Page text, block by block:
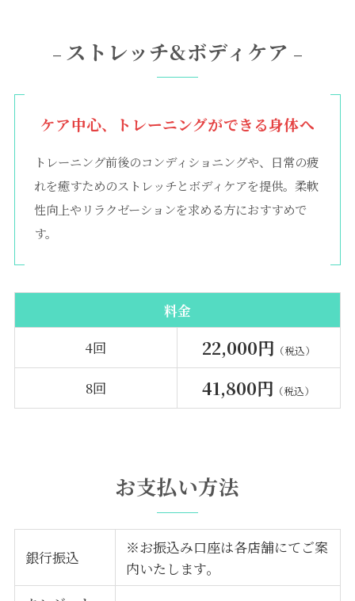
– ストレッチ&ボディケア –
ケア中心、トレーニングができる身体へ
トレーニング前後のコンディショニングや、日常の疲
れを癒すためのストレッチとボディケアを提供。柔軟
性向上やリラクゼーションを求める方におすすめで
す。
料金
4回
22,000円 （税込）
8回 41,800円 （税込）
お支払い方法
銀行振込
※お振込み口座は各店舗にてご案
内いたします。